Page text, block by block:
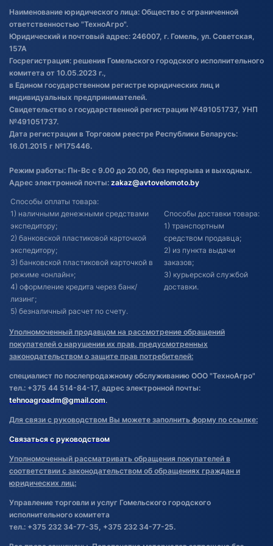
Обработка файлов cookie
Постановка транспорта на учет
Обновления в ЭПТС 2024
Наименование юридического лица: Общество с ограниченной
ответственностью "ТехноАгро".
Юридический и почтовый адрес: 246007, г. Гомель, ул. Советская,
157А
Госрегистрация: решения Гомельского городского исполнительного
комитета от 10.05.2023 г.,
в Едином государственном регистре юридических лиц и
индивидуальных предпринимателей.
Свидетельство о государственной регистрации №491051737, УНП
№491051737.
Дата регистрации в Торговом реестре Республики Беларусь:
16.01.2015 г №175446.
Режим работы: Пн-Вс с 9.00 до 20.00, без перерыва и выходных.
Адрес электронной почты: zakaz@avtovelomoto.by
Способы оплаты товара:
1) наличными денежными средствами
экспедитору;
2) банковской пластиковой карточкой
экспедитору;
3) банковской пластиковой карточкой в
режиме «онлайн»;
4) оформление кредита через банк/
лизинг;
5) безналичный расчет по счету.
Способы доставки товара:
1) транспортным
средством продавца;
2) из пункта выдачи
заказов;
3) курьерской службой
доставки.
Уполномоченный продавцом на рассмотрение обращений
покупателей о нарушении их прав, предусмотренных
законодательством о защите прав потребителей:
специалист по послепродажному обслуживанию ООО "ТехноАгро"
тел.: +375 44 514-84-17, адрес электронной почты:
tehnoagroadm@gmail.com.
Для связи с руководством Вы можете заполнить форму по ссылке:
Связаться с руководством
Уполномоченный рассматривать обращения покупателей в
соответствии с законодательством об обращениях граждан и
юридических лиц:
Управление торговли и услуг Гомельского городского
исполнительного комитета
тел.: +375 232 34-77-35, +375 232 34-77-25.